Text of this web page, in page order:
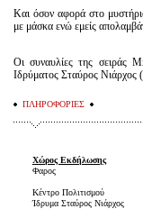
Και όσον αφορά στο
με μάσκα ενώ εμείς
Οι συναυλίες της σειράς
Ιδρύματος Σταύρος Νιάρχος
ΠΛΗΡΟΦΟΡΙΕΣ
Χώρος Εκδήλωσης
Φαρος
Κέντρο Πολιτισμού
Ίδρυμα Σταύρος Νιάρχος